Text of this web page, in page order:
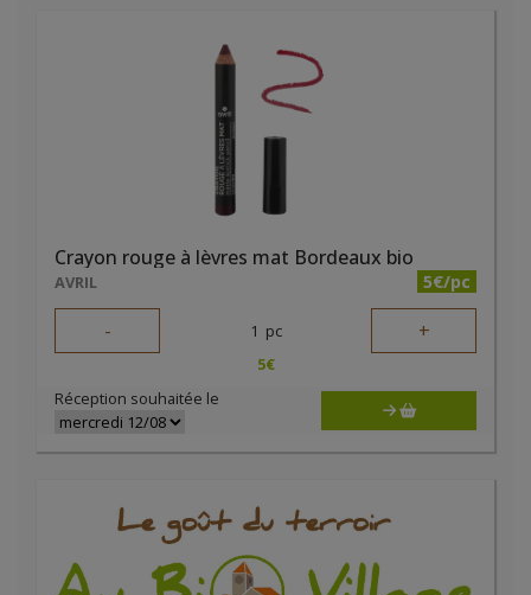
Crayon rouge à lèvres mat Bordeaux bio
AVRIL 5€/pc
- 1 pc +
5€
Réception souhaitée le